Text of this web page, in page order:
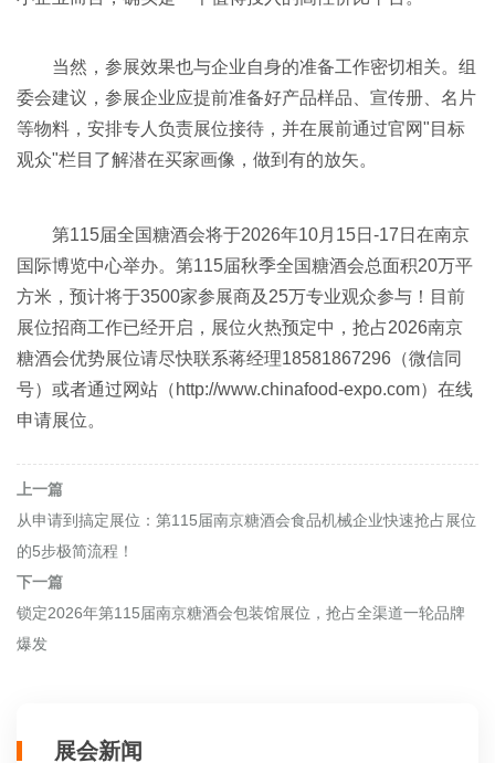
当然，参展效果也与企业自身的准备工作密切相关。组
委会建议，参展企业应提前准备好产品样品、宣传册、名片
等物料，安排专人负责展位接待，并在展前通过官网"目标
观众"栏目了解潜在买家画像，做到有的放矢。
第115届全国糖酒会将于2026年10月15日-17日在南京
国际博览中心举办。第115届秋季全国糖酒会总面积20万平
方米，预计将于3500家参展商及25万专业观众参与！目前
展位招商工作已经开启，展位火热预定中，抢占2026南京
糖酒会优势展位请尽快联系蒋经理18581867296（微信同
号）或者通过网站（http://www.chinafood-expo.com）在线
申请展位。
上一篇
从申请到搞定展位：第115届南京糖酒会食品机械企业快速抢占展位
的5步极简流程！
下一篇
锁定2026年第115届南京糖酒会包装馆展位，抢占全渠道一轮品牌
爆发
展会新闻